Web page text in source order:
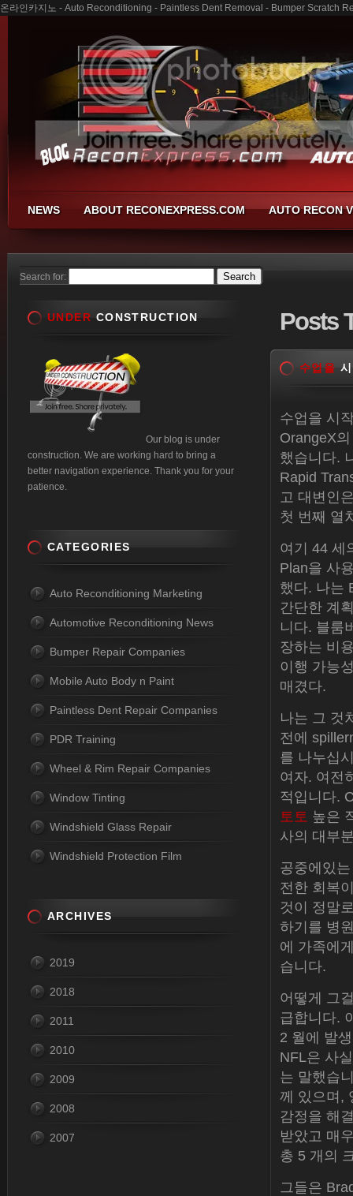
온라인카지노 - Auto Reconditioning - Paintless Dent Removal - Bumper Scratch
NEWS ABOUT RECONEXPRESS.COM AUTO RECON
Search for:
Posts
수업을
수업을 시
OrangeX
했습니다.
Rapid
고 대변인
첫 번째 열
여기 44 세
Plan을 사
했다. 나는
간단한 계
니다. 블룸
장하는 비
이행 가능
매겼다.
나는 그 것
전에
를 나누십
여자. 여전
적입니다.
토토 높은
사의 대부
공중에있
전한 회복
것이 정말
하기를 병
에 가족에
습니다.
어떻게 그
급합니다.
2 월에 발
NFL은 사
는 말했습
께 있으며,
감정을 해
받았고 매
총 5 개의
그들은
UNDER CONSTRUCTION
Our blog is under
construction. We are working hard to bring a
better navigation experience. Thank you for your
patience.
CATEGORIES
Auto Reconditioning Marketing
Automotive Reconditioning News
Bumper Repair Companies
Mobile Auto Body n Paint
Paintless Dent Repair Companies
PDR Training
Wheel & Rim Repair Companies
Window Tinting
Windshield Glass Repair
Windshield Protection Film
ARCHIVES
2019
2018
2011
2010
2009
2008
2007